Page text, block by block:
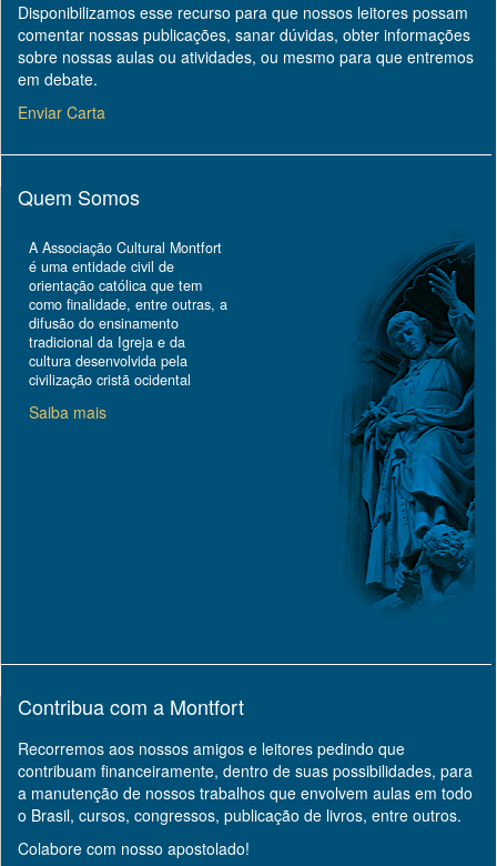
Disponibilizamos esse recurso para que nossos leitores possam
comentar nossas publicações, sanar dúvidas, obter informações
sobre nossas aulas ou atividades, ou mesmo para que entremos
em debate.
Enviar Carta
Quem Somos
A Associação Cultural Montfort
é uma entidade civil de
orientação católica que tem
como finalidade, entre outras, a
difusão do ensinamento
tradicional da Igreja e da
cultura desenvolvida pela
civilização cristã ocidental
Saiba mais
Contribua com a Montfort
Recorremos aos nossos amigos e leitores pedindo que
contribuam financeiramente, dentro de suas possibilidades, para
a manutenção de nossos trabalhos que envolvem aulas em todo
o Brasil, cursos, congressos, publicação de livros, entre outros.
Colabore com nosso apostolado!